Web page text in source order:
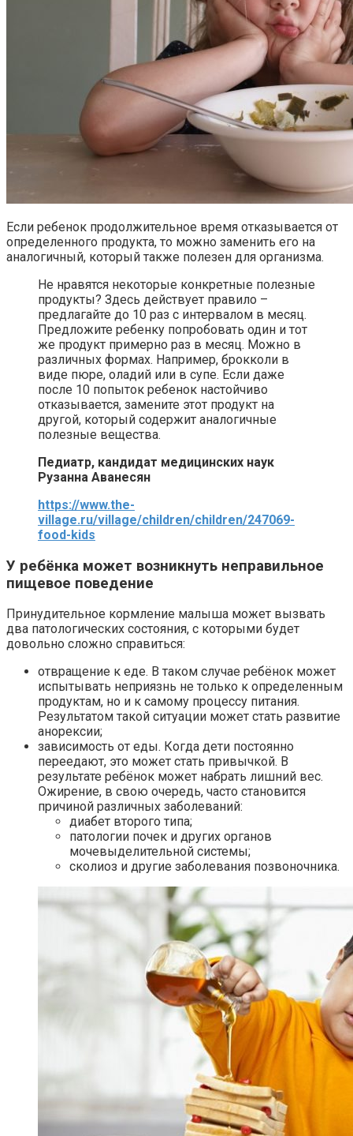
Если ребенок продолжительное время отказывается от
определенного продукта, то можно заменить его на
аналогичный, который также полезен для организма.
Не нравятся некоторые конкретные полезные
продукты? Здесь действует правило –
предлагайте до 10 раз с интервалом в месяц.
Предложите ребенку попробовать один и тот
же продукт примерно раз в месяц. Можно в
различных формах. Например, брокколи в
виде пюре, оладий или в супе. Если даже
после 10 попыток ребенок настойчиво
отказывается, замените этот продукт на
другой, который содержит аналогичные
полезные вещества.
Педиатр, кандидат медицинских наук
Рузанна Аванесян
https://www.the-
village.ru/village/children/children/247069-
food-kids
У ребёнка может возникнуть неправильное
пищевое поведение
Принудительное кормление малыша может вызвать
два патологических состояния, с которыми будет
довольно сложно справиться:
отвращение к еде. В таком случае ребёнок может
испытывать неприязнь не только к определенным
продуктам, но и к самому процессу питания.
Результатом такой ситуации может стать развитие
анорексии;
зависимость от еды. Когда дети постоянно
переедают, это может стать привычкой. В
результате ребёнок может набрать лишний вес.
Ожирение, в свою очередь, часто становится
причиной различных заболеваний:
диабет второго типа;
патологии почек и других органов
мочевыделительной системы;
сколиоз и другие заболевания позвоночника.